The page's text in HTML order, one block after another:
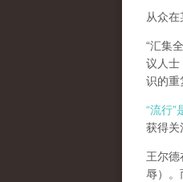
从众在
“汇集
议人士
识的重
“流行
获得关
王尔
辱）。